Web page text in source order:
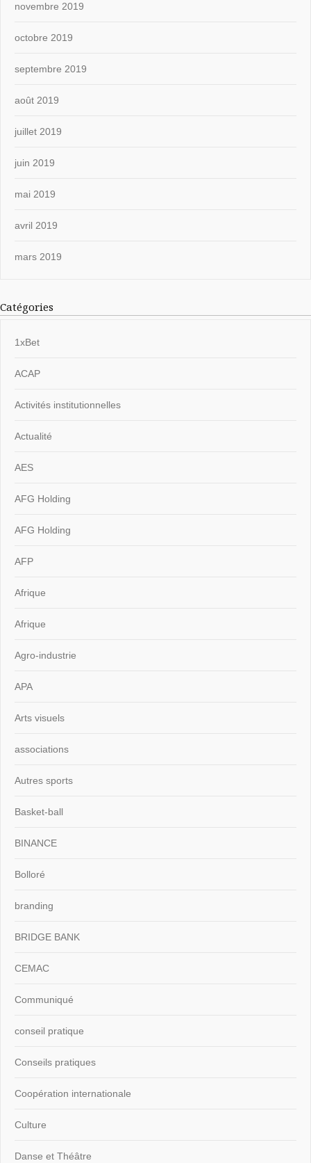
novembre 2019
octobre 2019
septembre 2019
août 2019
juillet 2019
juin 2019
mai 2019
avril 2019
mars 2019
Catégories
1xBet
ACAP
Activités institutionnelles
Actualité
AES
AFG Holding
AFG Holding
AFP
Afrique
Afrique
Agro-industrie
APA
Arts visuels
associations
Autres sports
Basket-ball
BINANCE
Bolloré
branding
BRIDGE BANK
CEMAC
Communiqué
conseil pratique
Conseils pratiques
Coopération internationale
Culture
Danse et Théâtre